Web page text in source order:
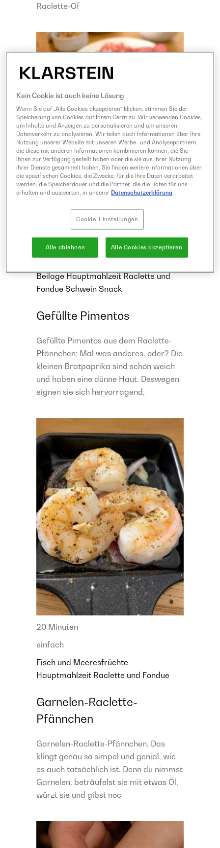
Raclette-Of
20 Minuten
einfach
Beilage Hauptmahlzeit Raclette und
Fondue Schwein Snack
Gefüllte Pimentos
Gefüllte Pimentos aus dem Raclette-
Pfännchen: Mal was anderes, oder? Die
kleinen Bratpaprika sind schön weich
und haben eine dünne Haut. Deswegen
eignen sie sich hervorragend,
20 Minuten
einfach
Fisch und Meeresfrüchte
Hauptmahlzeit Raclette und Fondue
Garnelen-Raclette-
Pfännchen
Garnelen-Raclette-Pfännchen. Das
klingt genau so simpel und genial, wie
es auch tatsächlich ist. Denn du nimmst
Garnelen, beträufelst sie mit etwas Öl,
würzt sie und gibst noc
Kein Cookie ist auch keine Lösung
Wenn Sie auf „Alle Cookies akzeptieren“ klicken, stimmen Sie der
Speicherung von Cookies auf Ihrem Gerät zu. Wir verwenden Cookies,
um Inhalte und Anzeigen zu personalisieren und um unseren
Datenverkehr zu analysieren. Wir teilen auch Informationen über Ihre
Nutzung unserer Website mit unseren Werbe- und Analysepartnern,
die diese mit anderen Informationen kombinieren können, die Sie
ihnen zur Verfügung gestellt haben oder die sie aus Ihrer Nutzung
ihrer Dienste gesammelt haben. Sie finden weitere Informationen über
die spezifischen Cookies, die Zwecke, für die Ihre Daten verarbeitet
werden, die Speicherdauer und die Partner, die die Daten für uns
erhalten und auswerten, in unserer Datenschutzerklärung.
Cookie-Einstellungen
Alle ablehnen Alle Cookies akzeptieren